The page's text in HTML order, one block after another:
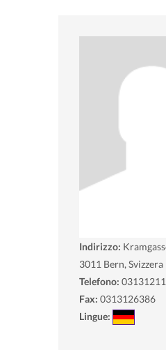
Indirizzo:
3011 Bern, Svizzera
Telefono:
Fax: 0313126386
Lingue: